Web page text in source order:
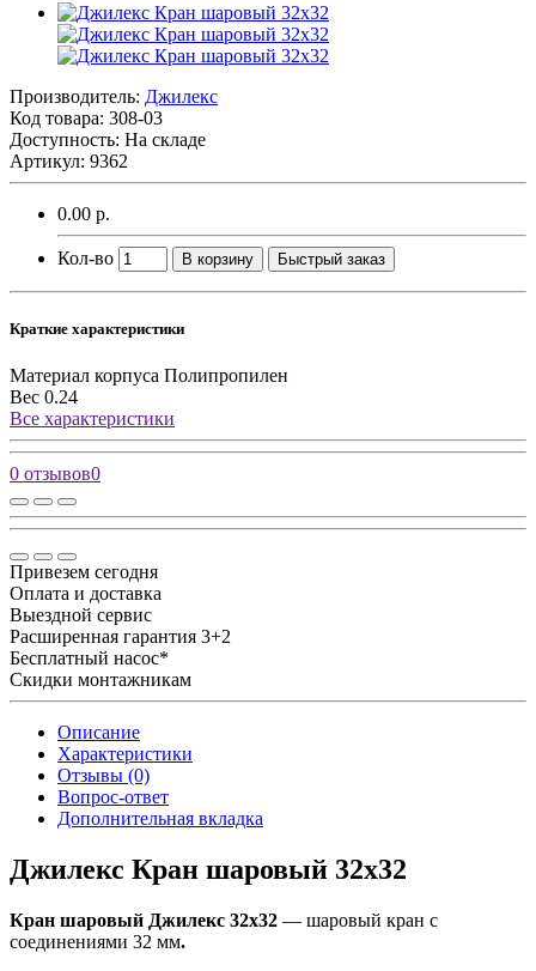
Производитель: Джилекс
Код товара: 308-03
Доступность: На складе
Артикул: 9362
0.00 р.
Кол-во В корзину Быстрый заказ
Краткие характеристики
Материал корпуса Полипропилен
Вес 0.24
Все характеристики
0 отзывов0
Привезем сегодня
Оплата и доставка
Выездной сервис
Расширенная гарантия 3+2
Бесплатный насос*
Скидки монтажникам
Описание
Характеристики
Отзывы (0)
Вопрос-ответ
Дополнительная вкладка
Джилекс Кран шаровый 32х32
Кран шаровый Джилекс 32х32 — шаровый кран с
соединениями 32 мм.